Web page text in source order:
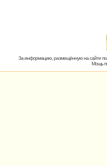
За информацию, размещённую на сайте
Мощь